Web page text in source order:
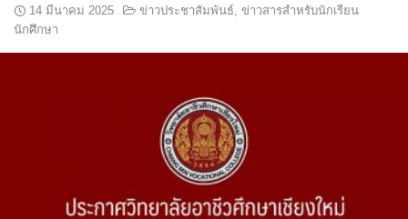
14 มีนาคม 2025 ข่าวประชาสัมพันธ์, ข่าวสารสำหรับนักเรียน
นักศึกษา